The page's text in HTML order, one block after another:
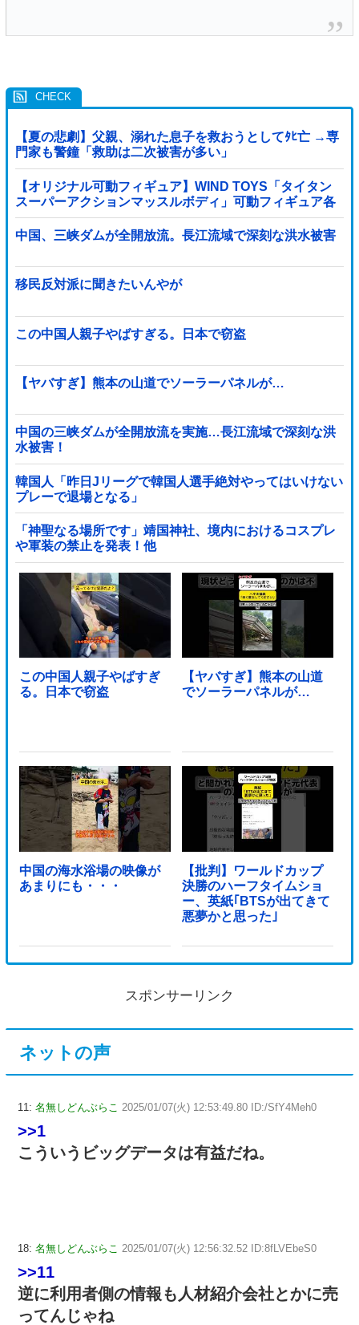
【夏の悲劇】父親、溺れた息子を救おうとしてﾀﾋ亡 →専
門家も警鐘「救助は二次被害が多い」
【オリジナル可動フィギュア】WIND TOYS「タイタン
スーパーアクションマッスルボディ」可動フィギュア各
種【予約開始】
中国、三峡ダムが全開放流。長江流域で深刻な洪水被害
移民反対派に聞きたいんやが
この中国人親子やばすぎる。日本で窃盗
【ヤバすぎ】熊本の山道でソーラーパネルが…
中国の三峡ダムが全開放流を実施…長江流域で深刻な洪
水被害！
韓国人「昨日Jリーグで韓国人選手絶対やってはいけない
プレーで退場となる」
「神聖なる場所です」靖国神社、境内におけるコスプレ
や軍装の禁止を発表！他
この中国人親子やばすぎ
る。日本で窃盗
【ヤバすぎ】熊本の山道
でソーラーパネルが…
中国の海水浴場の映像が
あまりにも・・・
【批判】ワールドカップ
決勝のハーフタイムショ
ー、英紙｢BTSが出てきて
悪夢かと思った｣
スポンサーリンク
ネットの声
11: 名無しどんぶらこ 2025/01/07(火) 12:53:49.80 ID:/SfY4Meh0
>>1
こういうビッグデータは有益だね。
18: 名無しどんぶらこ 2025/01/07(火) 12:56:32.52 ID:8fLVEbeS0
>>11
逆に利用者側の情報も人材紹介会社とかに売
ってんじゃね